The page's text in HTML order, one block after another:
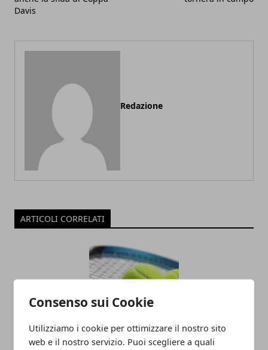
Consenso sui Cookie
Utilizziamo i cookie per ottimizzare il nostro sito
web e il nostro servizio. Puoi scegliere a quali
Davis
Redazione
ARTICOLI CORRELATI